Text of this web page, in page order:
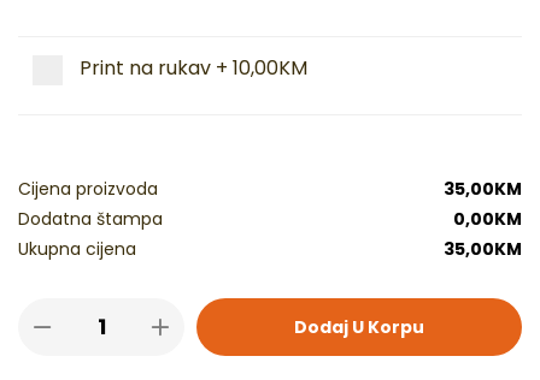
Print na rukav + 10,00KM
Cijena proizvoda 35,00KM
Dodatna štampa
0,00KM
Ukupna cijena
35,00KM
Dodaj U Korpu